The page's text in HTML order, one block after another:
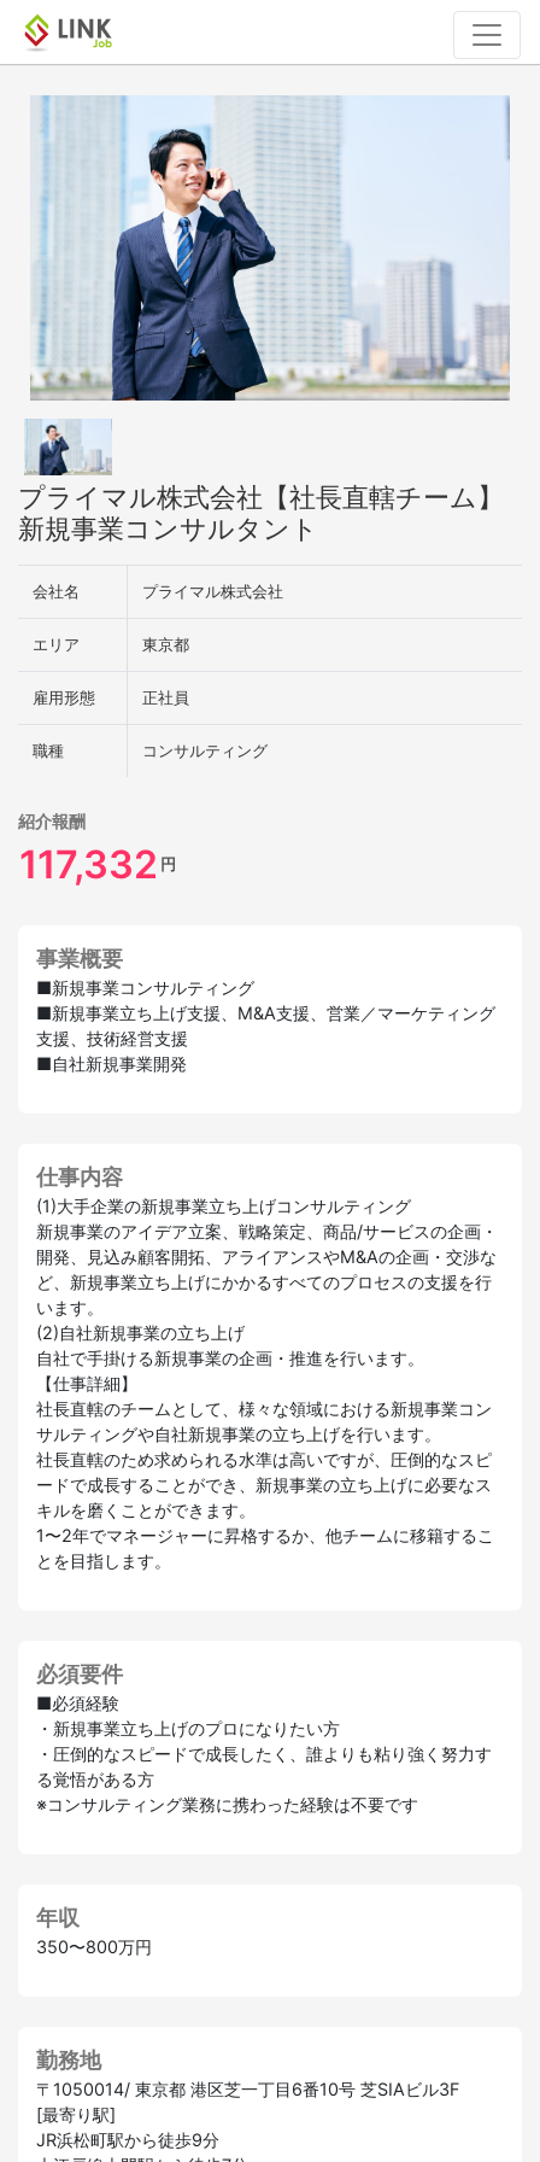
プライマル株式会社【社長直轄チーム】
新規事業コンサルタント
会社名 プライマル株式会社
エリア 東京都
雇用形態 正社員
職種 コンサルティング
紹介報酬
117,332 円
事業概要
■新規事業コンサルティング
■新規事業立ち上げ支援、M&A支援、営業／マーケティング
支援、技術経営支援
■自社新規事業開発
仕事内容
(1)大手企業の新規事業立ち上げコンサルティング
新規事業のアイデア立案、戦略策定、商品/サービスの企画・
開発、見込み顧客開拓、アライアンスやM&Aの企画・交渉な
ど、新規事業立ち上げにかかるすべてのプロセスの支援を行
います。
(2)自社新規事業の立ち上げ
自社で手掛ける新規事業の企画・推進を行います。
【仕事詳細】
社長直轄のチームとして、様々な領域における新規事業コン
サルティングや自社新規事業の立ち上げを行います。
社長直轄のため求められる水準は高いですが、圧倒的なスピ
ードで成長することができ、新規事業の立ち上げに必要なス
キルを磨くことができます。
1〜2年でマネージャーに昇格するか、他チームに移籍するこ
とを目指します。
必須要件
■必須経験
・新規事業立ち上げのプロになりたい方
・圧倒的なスピードで成長したく、誰よりも粘り強く努力す
る覚悟がある方
※コンサルティング業務に携わった経験は不要です
年収
350〜800万円
勤務地
〒1050014/ 東京都 港区芝一丁目6番10号 芝SIAビル3F
[最寄り駅]
JR浜松町駅から徒歩9分